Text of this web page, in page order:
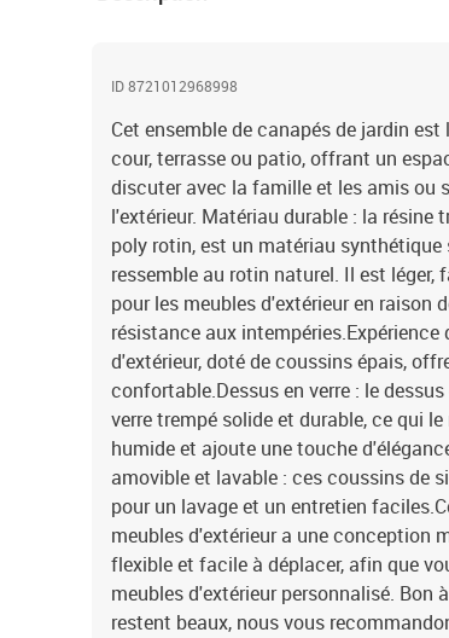
ID 8721012968998
Cet ensemble de canapés de jardin
cour, terrasse ou patio, offrant un
discuter avec la famille et les amis ou
l'extérieur. Matériau durable : la résine
poly rotin, est un matériau
ressemble au rotin naturel. Il est
pour les meubles d'extérieur en raison
résistance aux
d'extérieur, doté de coussins épais,
confortable.Dessus en verre : le
verre trempé solide et durable, ce qui
humide et ajoute une touche
amovible et lavable : ces coussins de
pour un lavage et un entretien
meubles d'extérieur a une conception
flexible et facile à déplacer, afin que
meubles d'extérieur personnalisé. Bon
restent beaux, nous vous